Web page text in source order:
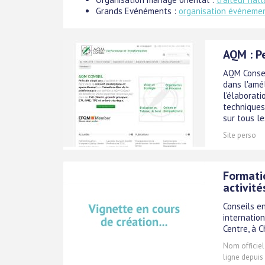
Grands Evénéments : organisation
AQM :
AQM
dans
sur tous
Site perso
Conseils
Centre, à
Nom
ligne